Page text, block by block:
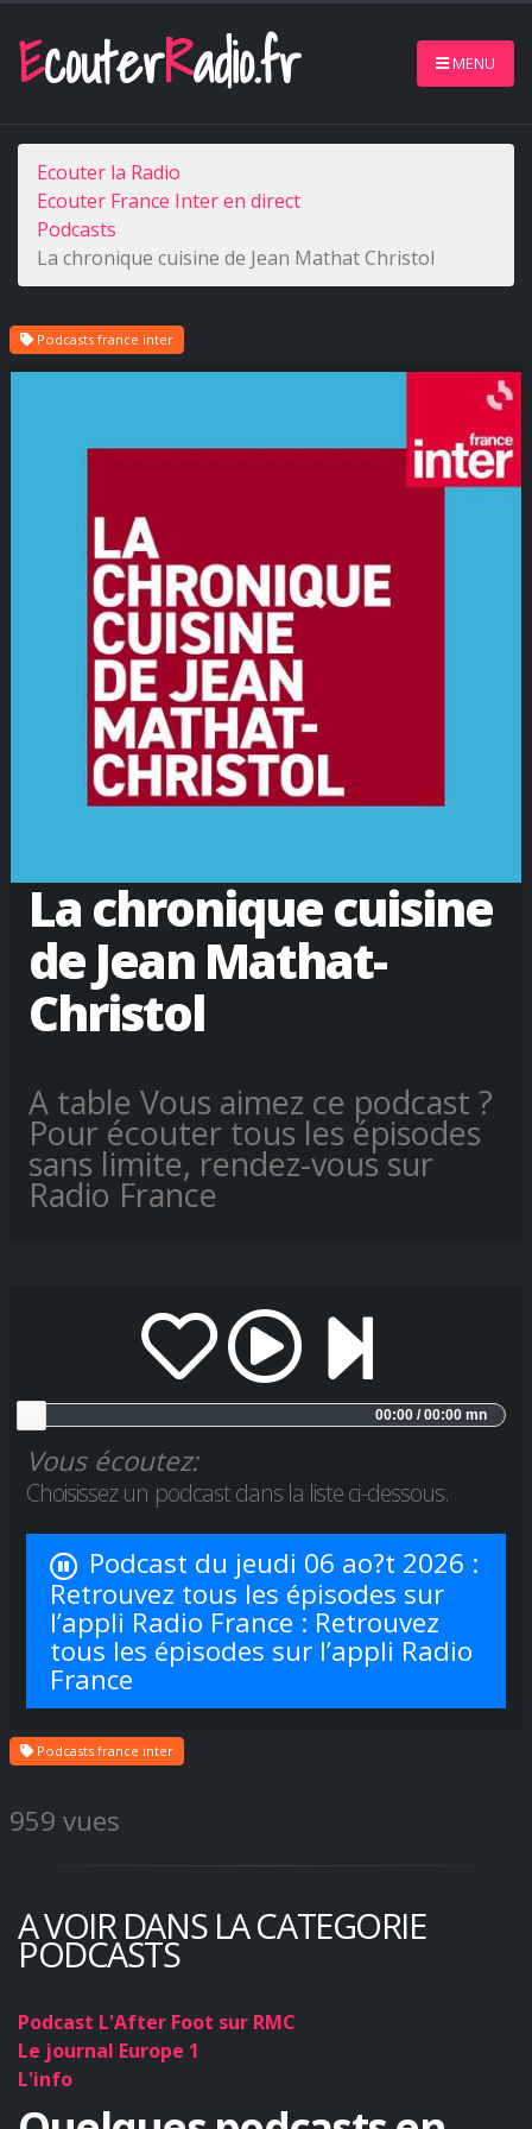
EcouterRadio.fr MENU
Ecouter la Radio
Ecouter France Inter en direct
Podcasts
La chronique cuisine de Jean Mathat Christol
Podcasts france inter
La chronique cuisine
de Jean Mathat-
Christol
A table Vous aimez ce podcast ?
Pour écouter tous les épisodes
sans limite, rendez-vous sur
Radio France
00:00 / 00:00 mn
Vous écoutez:
Choisissez un podcast dans la liste ci-dessous.
Podcast du jeudi 06 ao?t 2026 :
Retrouvez tous les épisodes sur
l’appli Radio France : Retrouvez
tous les épisodes sur l’appli Radio
France
Podcasts france inter
959 vues
A VOIR DANS LA CATEGORIE
PODCASTS
Podcast L'After Foot sur RMC
Le journal Europe 1
L'info